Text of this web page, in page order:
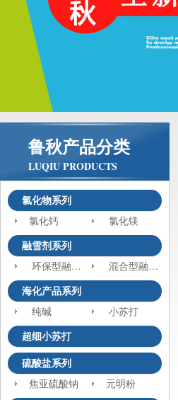
鲁秋产品分类
LUQIU PRODUCTS
氯化物系列
氯化钙 氯化镁
融雪剂系列
环保型融雪剂 混合型融雪剂
海化产品系列
纯碱 小苏打
超细小苏打
硫酸盐系列
焦亚硫酸钠 元明粉